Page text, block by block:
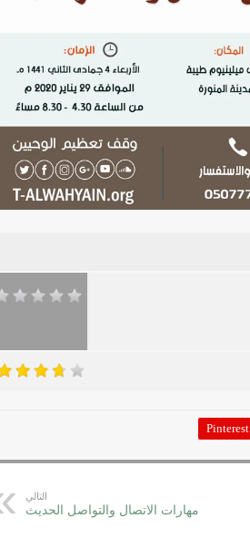
Pinterest
التالي
مهارات الاتصال والتواصل الحديث